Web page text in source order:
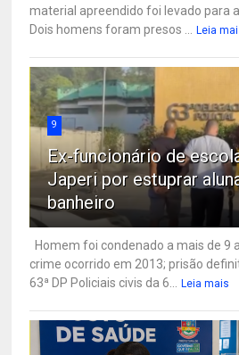
material apreendido foi levado para
Dois homens foram presos ...
Leia
9
Ex-funcionário de
Japeri por estuprar
banheiro
Homem foi condenado a mais de 9
crime ocorrido em 2013; prisão
63ª DP Policiais civis da 6...
Leia mais